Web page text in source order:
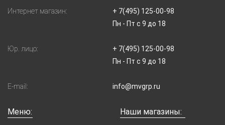
Интернет магазин:
+ 7(495) 125-00-98
Пн - Пт с 9 до 18
Юр. лицо:
+ 7(495) 125-00-98
Пн - Пт с 9 до 18
E-mail: info@mvgrp.ru
Меню: Наши магазины: